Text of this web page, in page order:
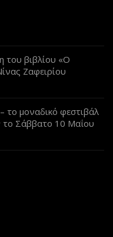
του βιβλίου «Ο
Ζαφειρίου
το μοναδικό φεστιβάλ
το Σάββατο 10 Μαΐου